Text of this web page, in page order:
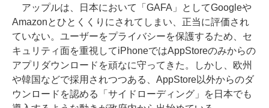
アップルは、日本において「GAFA」としてGoogleや
Amazonとひとくくりにされてしまい、正当に評価され
ていない。ユーザーをプライバシーを保護するため、セ
キュリティ面を重視してiPhoneではAppStoreのみからの
アプリダウンロードを頑なに守ってきた。しかし、欧州
や韓国などで採用されつつある、AppStore以外からのダ
ウンロードを認める「サイドローディング」を日本でも